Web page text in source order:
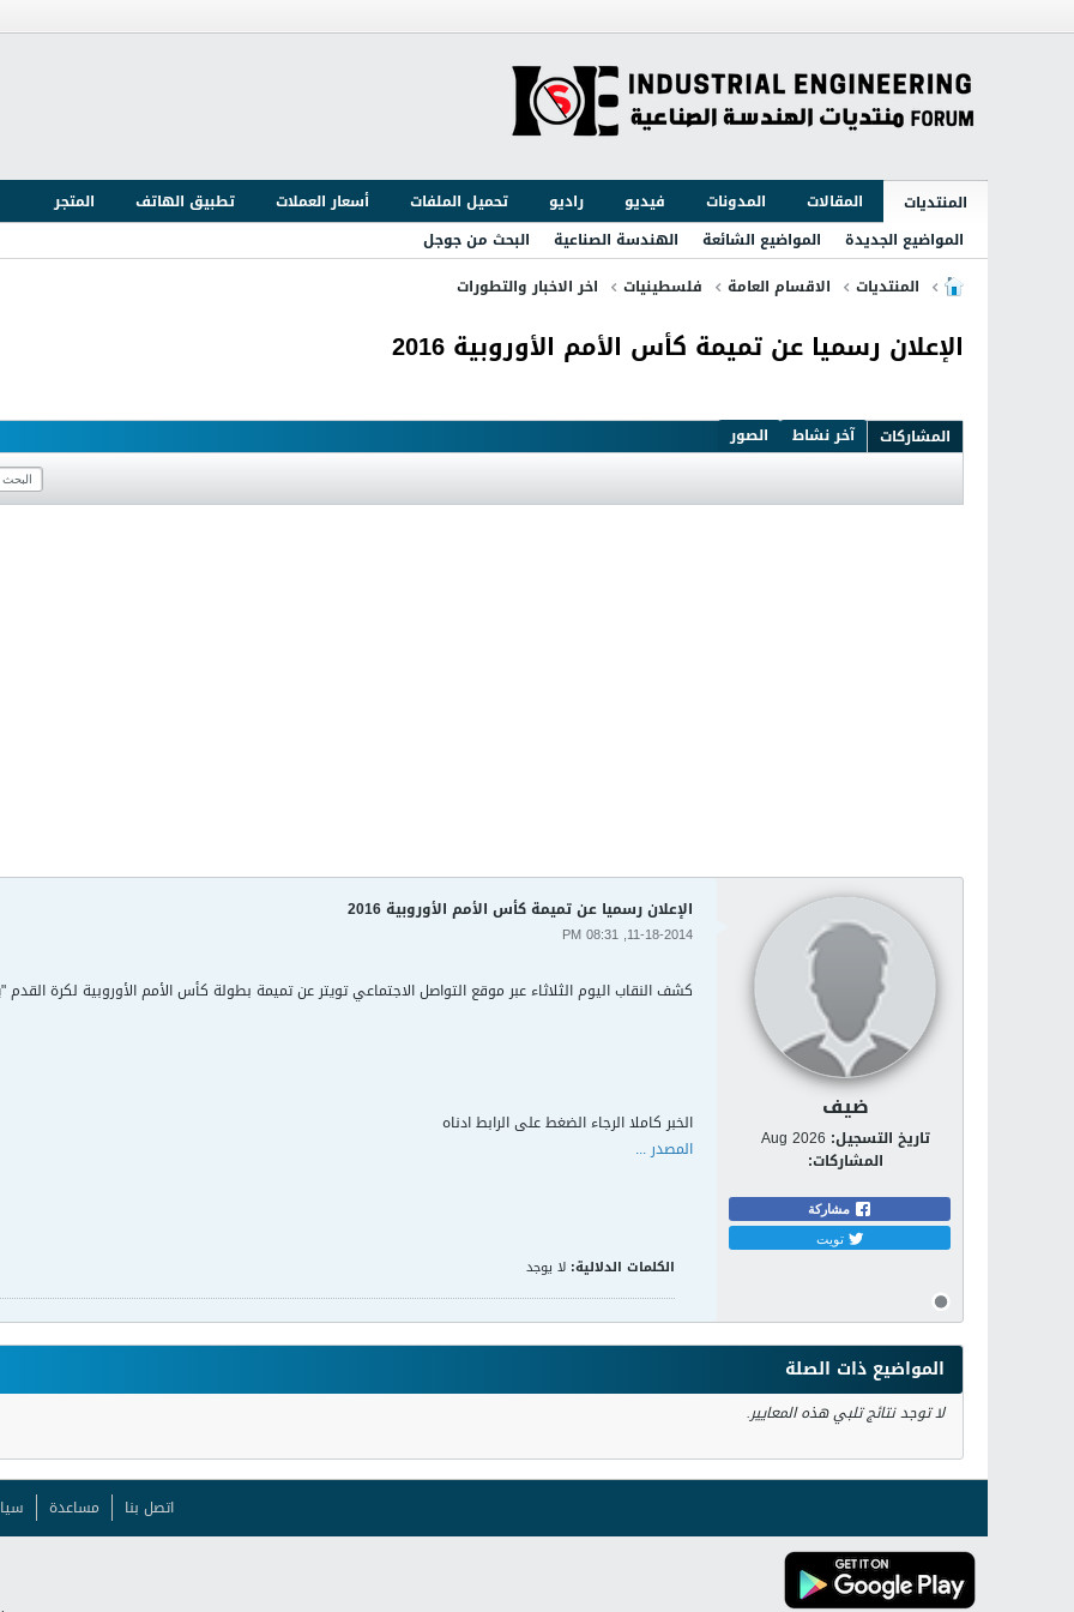
المنتديات المقالات المدونات فيديو راديو تحميل الملفات أسعار العملات تطبيق الهاتف
المتجر
المواضيع الجديدة
المواضيع الشائعة الهندسة الصناعية
البحث من جوجل
المنتديات
الاقسام العامة فلسطينيات اخر الاخبار والتطورات
الإعلان رسميا عن تميمة كأس الأمم الأوروبية 2016
المشاركات آخر نشاط الصور
ضيف
تاريخ التسجيل: Aug 2026
المشاركات:
مشاركة
تويت
الإعلان رسميا عن تميمة كأس الأمم الأوروبية 2016
11-18-2014, 08:31 PM
كشف النقاب اليوم الثلاثاء عبر موقع التواصل الاجتماعي تويتر عن تميمة بطولة كأس الأمم الأوروبية لكرة القدم "يورو 2016" المقرر إقامتها
الخبر كاملا الرجاء الضغط على الرابط ادناه
المصدر ...
الكلمات الدلالية: لا يوجد
المواضيع ذات الصلة
لا توجد نتائج تلبي هذه المعايير.
اتصل بنا مساعدة